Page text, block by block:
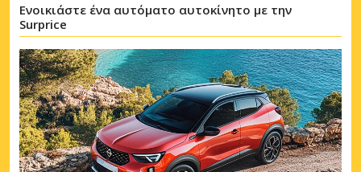
Ενοικιάστε ένα αυτόματο αυτοκίνητο με την
Surprice